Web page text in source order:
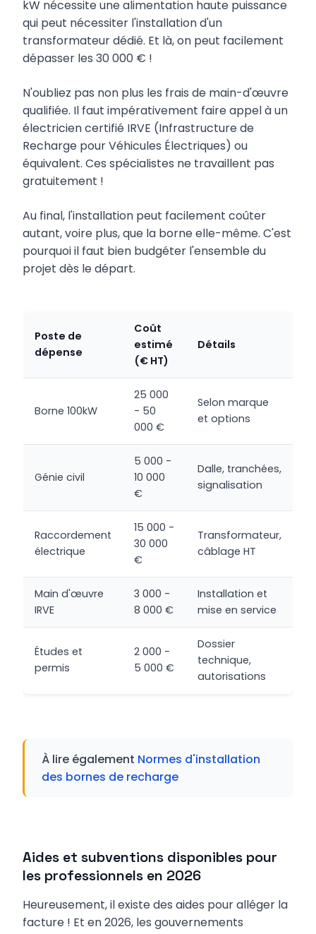
kW nécessite une alimentation haute puissance
qui peut nécessiter l'installation d'un
transformateur dédié. Et là, on peut facilement
dépasser les 30 000 € !
N'oubliez pas non plus les frais de main-d'œuvre
qualifiée. Il faut impérativement faire appel à un
électricien certifié IRVE (Infrastructure de
Recharge pour Véhicules Électriques) ou
équivalent. Ces spécialistes ne travaillent pas
gratuitement !
Au final, l'installation peut facilement coûter
autant, voire plus, que la borne elle-même. C'est
pourquoi il faut bien budgéter l'ensemble du
projet dès le départ.
Poste de
dépense
Coût
estimé
(€ HT)
Détails
Borne 100kW
25 000
- 50
000 €
Selon marque
et options
Génie civil
5 000 -
10 000
€
Dalle, tranchées,
signalisation
Raccordement
électrique
15 000 -
30 000
€
Transformateur,
câblage HT
Main d'œuvre
IRVE
3 000 -
8 000 €
Installation et
mise en service
Études et
permis
2 000 -
5 000 €
Dossier
technique,
autorisations
À lire également Normes d'installation
des bornes de recharge
Aides et subventions disponibles pour
les professionnels en 2026
Heureusement, il existe des aides pour alléger la
facture ! Et en 2026, les gouvernements